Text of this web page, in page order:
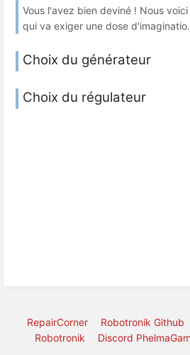
Vous l'avez bien deviné ! Nous
qui va exiger une dose
Choix du générateur
Choix du régulateur
RepairCorner Robotronik Github
Robotronik
Discord